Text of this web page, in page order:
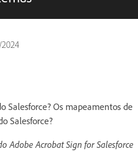
Salesforce? Os mapeamentos de
Salesforce?
Adobe Acrobat Sign for Salesforce